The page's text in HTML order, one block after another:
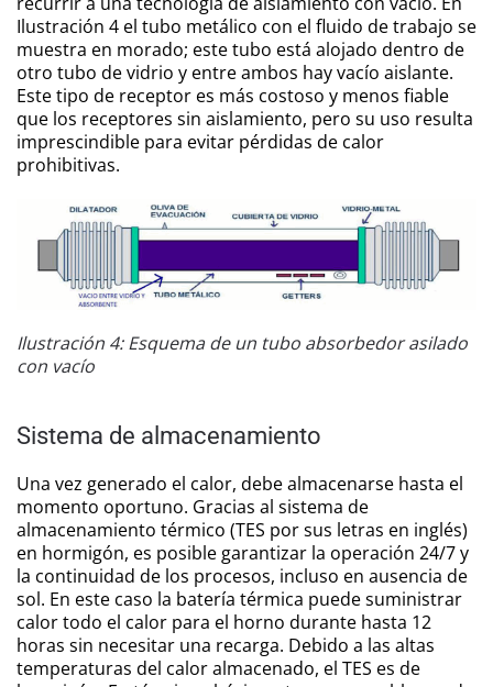
Ilustración 4 el tubo metálico con el fluido de trabajo se
muestra en morado; este tubo está alojado dentro de
otro tubo de vidrio y entre ambos hay vacío aislante.
Este tipo de receptor es más costoso y menos fiable
que los receptores sin aislamiento, pero su uso resulta
imprescindible para evitar pérdidas de calor
prohibitivas.
Ilustración 4: Esquema de un tubo absorbedor asilado
con vacío
Sistema de almacenamiento
Una vez generado el calor, debe almacenarse hasta el
momento oportuno. Gracias al sistema de
almacenamiento térmico (TES por sus letras en inglés)
en hormigón, es posible garantizar la operación 24/7 y
la continuidad de los procesos, incluso en ausencia de
sol. En este caso la batería térmica puede suministrar
calor todo el calor para el horno durante hasta 12
horas sin necesitar una recarga. Debido a las altas
temperaturas del calor almacenado, el TES es de